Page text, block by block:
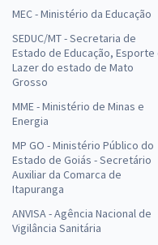
MEC - Ministério da Educação
SEDUC/MT - Secretaria de
Estado de Educação, Esporte
Lazer do estado de Mato
Grosso
MME - Ministério de Minas e
Energia
MP GO - Ministério Público do
Estado de Goiás - Secretário
Auxiliar da Comarca de
Itapuranga
ANVISA - Agência Nacional de
Vigilância Sanitária